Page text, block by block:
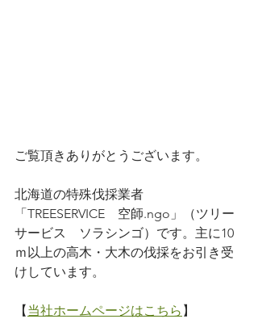
ご覧頂きありがとうございます。
北海道の特殊伐採業者
「TREESERVICE　空師.ngo」（ツリー
サービス　ソラシンゴ）です。主に10
ｍ以上の高木・大木の伐採をお引き受
けしています。
【当社ホームページはこちら 】